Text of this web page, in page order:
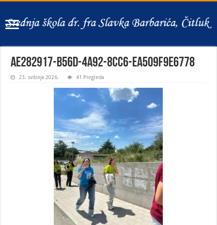
ae282917-b56d-4a92-8cc6-ea509f9e6778
23. svibnja 2026. 41 Pregleda